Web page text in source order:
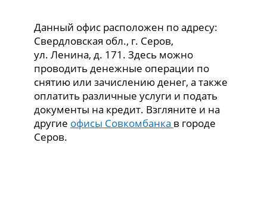
Данный офис расположен по адресу:
Свердловская обл., г. Серов,
ул. Ленина, д. 171. Здесь можно
проводить денежные операции по
снятию или зачислению денег, а также
оплатить различные услуги и подать
документы на кредит. Взгляните и на
другие офисы Совкомбанка в городе
Серов.